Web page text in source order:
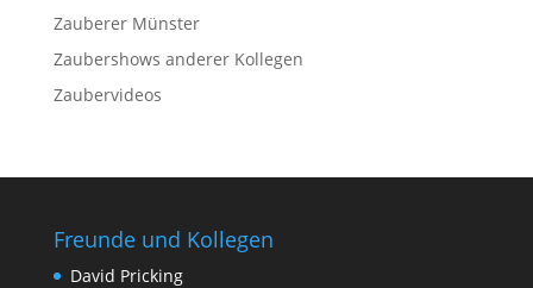
Zauberer Münster
Zaubershows anderer Kollegen
Zaubervideos
Freunde und Kollegen
David Pricking